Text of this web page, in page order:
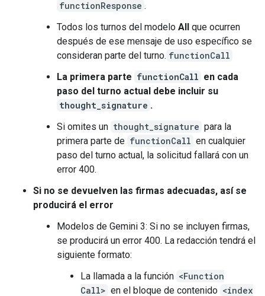
functionResponse .
Todos los turnos del modelo All que ocurren
después de ese mensaje de uso específico se
consideran parte del turno. functionCall
La primera parte functionCall en cada
paso del turno actual debe incluir su
thought_signature .
Si omites un thought_signature para la
primera parte de functionCall en cualquier
paso del turno actual, la solicitud fallará con un
error 400.
Si no se devuelven las firmas adecuadas, así se
producirá el error
Modelos de Gemini 3: Si no se incluyen firmas,
se producirá un error 400. La redacción tendrá el
siguiente formato:
La llamada a la función <Function
Call> en el bloque de contenido <index